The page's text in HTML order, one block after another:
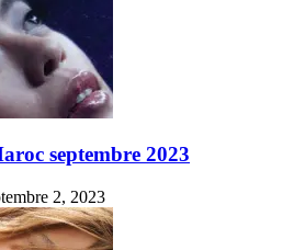
septembre 2023
2, 2023